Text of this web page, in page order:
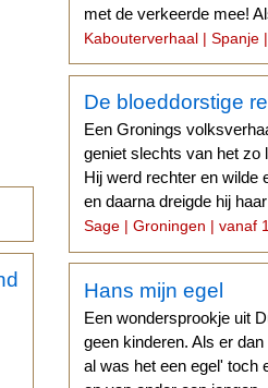
met de verkeerde mee!
Kabouterverhaal | Spanje
De bloeddorstige
Een Gronings
geniet slechts van het zo
Hij werd rechter en wilde
en daarna dreigde hij
Sage | Groningen | vanaf
Hans mijn egel
Een wondersprookje uit
geen kinderen. Als er
al was het een egel' toch